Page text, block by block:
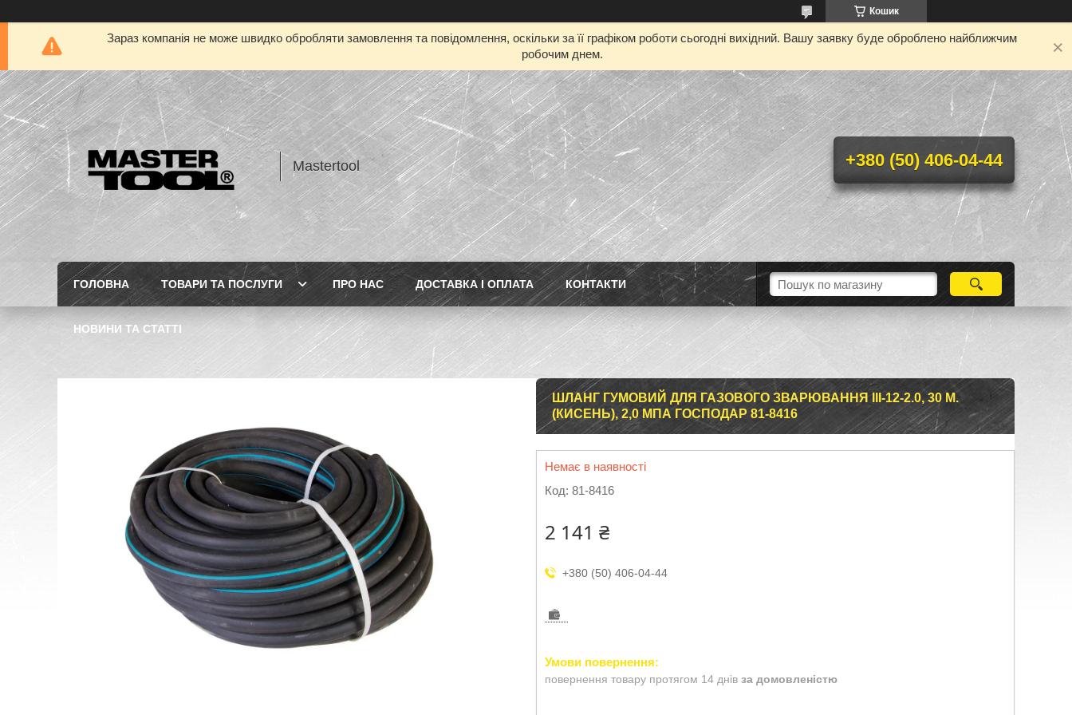
Кошик
Зараз компанія не може швидко обробляти замовлення та повідомлення, оскільки за її графіком роботи сьогодні вихідний. Вашу заявку буде оброблено найближчим
робочим днем.
Mastertool +380 (50) 406-04-44
ГОЛОВНА ТОВАРИ ТА ПОСЛУГИ ПРО НАС ДОСТАВКА І ОПЛАТА КОНТАКТИ
НОВИНИ ТА СТАТТІ
ШЛАНГ ГУМОВИЙ ДЛЯ ГАЗОВОГО ЗВАРЮВАННЯ III-12-2.0, 30 М.
(КИСЕНЬ), 2,0 МПА ГОСПОДАР 81-8416
Немає в наявності
Код: 81-8416
2 141 ₴
+380 (50) 406-04-44
повернення товару протягом 14 днів за домовленістю